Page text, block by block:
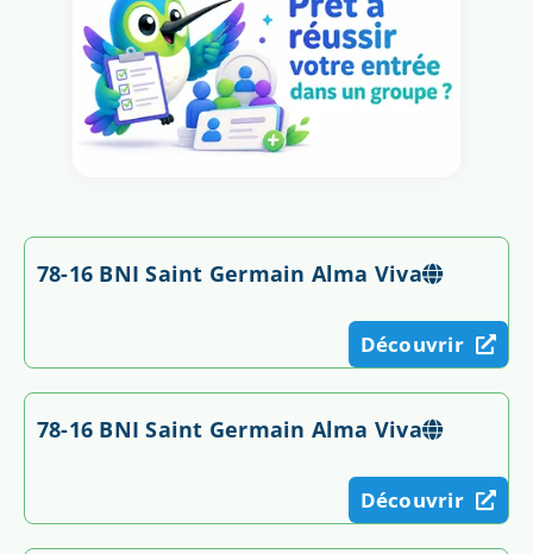
78-16 BNI Saint Germain Alma Viva
Découvrir
78-16 BNI Saint Germain Alma Viva
Découvrir